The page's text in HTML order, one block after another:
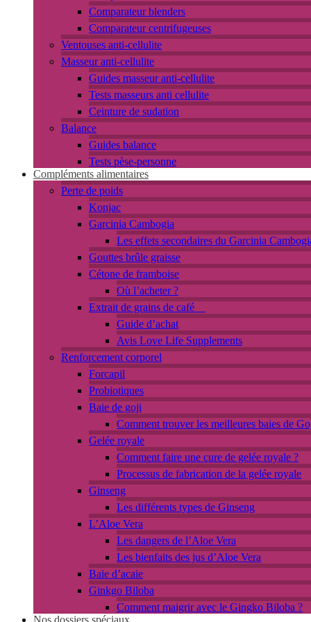
Comparateur blenders
Comparateur centrifugeuses
Ventouses anti-cellulite
Masseur anti-cellulite
Guides masseur anti-cellulite
Tests masseurs anti cellulite
Ceinture de sudation
Balance
Guides balance
Tests pèse-personne
Compléments alimentaires
Perte de poids
Konjac
Garcinia Cambogia
Les effets secondaires du Garcinia
Gouttes brûle graisse
Cétone de framboise
Où l’acheter ?
Extrait de grains de café
Guide d’achat
Avis Love Life Supplements
Renforcement corporel
Forcapil
Probiotiques
Baie de goji
Comment trouver les meilleures baies de
Gelée royale
Comment faire une cure de gelée royale ?
Processus de fabrication de la gelée royale
Ginseng
Les différents types de Ginseng
L’Aloe Vera
Les dangers de l’Aloe Vera
Les bienfaits des jus d’Aloe Vera
Baie d’acaie
Ginkgo Biloba
Comment maigrir avec le Gingko Biloba ?
Nos dossiers spéciaux